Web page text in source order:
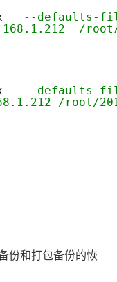
--defaults-
/
--defaults-
/root/
和打包备份的恢